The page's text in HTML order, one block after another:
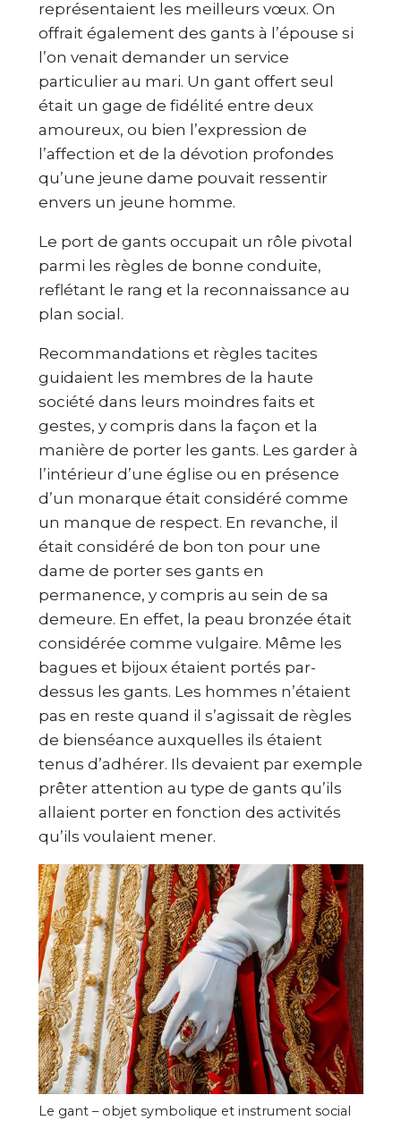
représentaient les meilleurs vœux. On
offrait également des gants à l’épouse si
l’on venait demander un service
particulier au mari. Un gant offert seul
était un gage de fidélité entre deux
amoureux, ou bien l’expression de
l’affection et de la dévotion profondes
qu’une jeune dame pouvait ressentir
envers un jeune homme.
Le port de gants occupait un rôle pivotal
parmi les règles de bonne conduite,
reflétant le rang et la reconnaissance au
plan social.
Recommandations et règles tacites
guidaient les membres de la haute
société dans leurs moindres faits et
gestes, y compris dans la façon et la
manière de porter les gants. Les garder à
l’intérieur d’une église ou en présence
d’un monarque était considéré comme
un manque de respect. En revanche, il
était considéré de bon ton pour une
dame de porter ses gants en
permanence, y compris au sein de sa
demeure. En effet, la peau bronzée était
considérée comme vulgaire. Même les
bagues et bijoux étaient portés par-
dessus les gants. Les hommes n’étaient
pas en reste quand il s’agissait de règles
de bienséance auxquelles ils étaient
tenus d’adhérer. Ils devaient par exemple
prêter attention au type de gants qu’ils
allaient porter en fonction des activités
qu’ils voulaient mener.
Le gant – objet symbolique et instrument social